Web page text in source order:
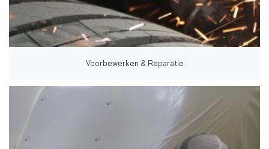
Voorbewerken & Reparatie